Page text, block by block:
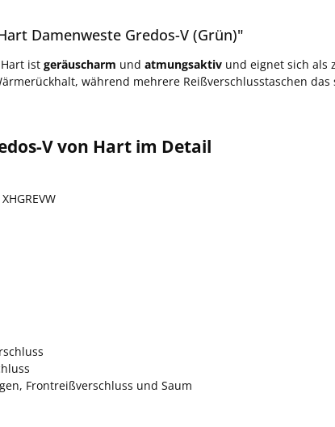
Damenweste Gredos-V (Grün)"
ist geräuscharm und atmungsaktiv und eignet sich als
während mehrere Reißverschlusstaschen
V von Hart im Detail
Frontreißverschluss und Saum